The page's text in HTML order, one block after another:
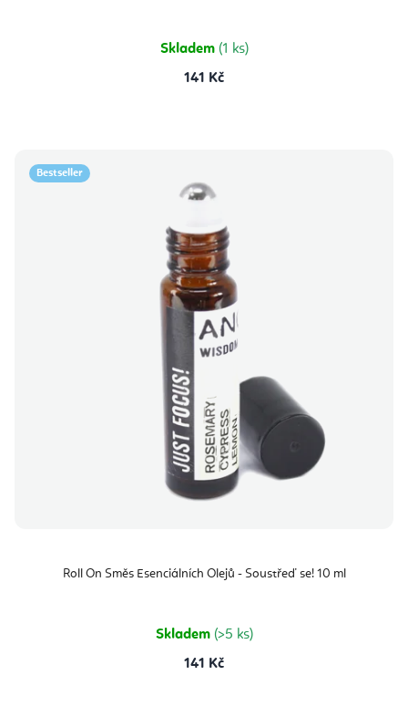
Skladem (1 ks)
141 Kč
Bestseller
Roll On Směs Esenciálních Olejů - Soustřeď se! 10 ml
Skladem (>5 ks)
141 Kč